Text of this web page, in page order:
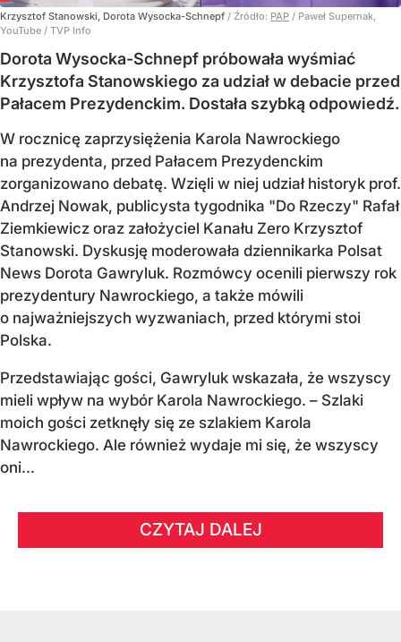
Krzysztof Stanowski, Dorota Wysocka-Schnepf / Źródło: PAP / Paweł Supernak,
YouTube / TVP Info
Dorota Wysocka-Schnepf próbowała wyśmiać
Krzysztofa Stanowskiego za udział w debacie przed
Pałacem Prezydenckim. Dostała szybką odpowiedź.
W rocznicę zaprzysiężenia Karola Nawrockiego
na prezydenta, przed Pałacem Prezydenckim
zorganizowano debatę. Wzięli w niej udział historyk prof.
Andrzej Nowak, publicysta tygodnika "Do Rzeczy" Rafał
Ziemkiewicz oraz założyciel Kanału Zero Krzysztof
Stanowski. Dyskusję moderowała dziennikarka Polsat
News Dorota Gawryluk. Rozmówcy ocenili pierwszy rok
prezydentury Nawrockiego, a także mówili
o najważniejszych wyzwaniach, przed którymi stoi
Polska.
Przedstawiając gości, Gawryluk wskazała, że wszyscy
mieli wpływ na wybór Karola Nawrockiego. – Szlaki
moich gości zetknęły się ze szlakiem Karola
Nawrockiego. Ale również wydaje mi się, że wszyscy
oni...
CZYTAJ DALEJ